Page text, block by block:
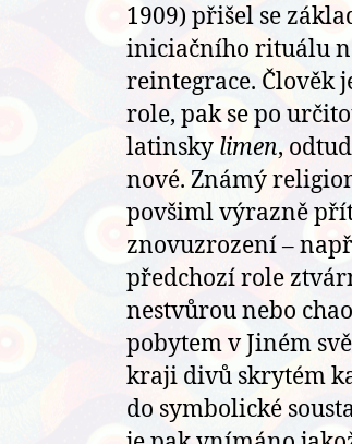
1909) přišel se
iniciačního rituálu
reintegrace. Člověk
role, pak se po
latinsky limen,
nové. Známý
povšiml výrazně
znovuzrození –
předchozí role
nestvůrou nebo
pobytem v Jiném
kraji divů skrytém
do symbolické